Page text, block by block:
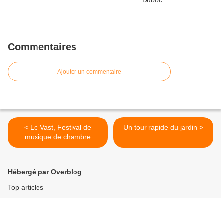
Commentaires
Ajouter un commentaire
< Le Vast, Festival de
musique de chambre
Un tour rapide du jardin >
Hébergé par Overblog
Top articles